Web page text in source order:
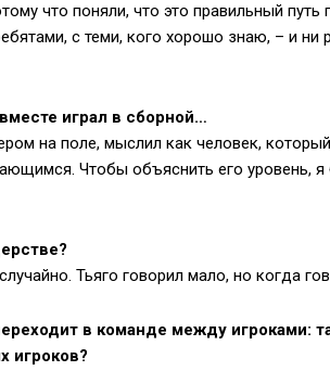
что поняли, что это правильный
с теми, кого хорошо знаю, – и ни
играл в сборной…
на поле, мыслил как человек,
Чтобы объяснить его уровень,
Тьяго говорил мало, но когда
в команде между игроками:
игроков?